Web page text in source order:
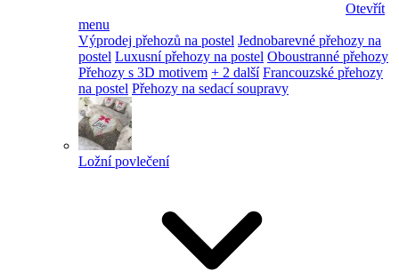
Otevřít
menu
Výprodej přehozů na postel Jednobarevné přehozy na
postel Luxusní přehozy na postel Oboustranné přehozy
Přehozy s 3D motivem + 2 další Francouzské přehozy
na postel Přehozy na sedací soupravy
Ložní povlečení